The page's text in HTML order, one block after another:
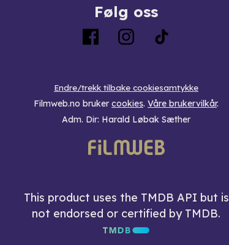
Følg oss
Endre/trekk tilbake cookiesamtykke
Filmweb.no bruker cookies. Våre brukervilkår.
Adm. Dir: Harald Løbak Sæther
This product uses the TMDB API but is
not endorsed or certified by TMDB.